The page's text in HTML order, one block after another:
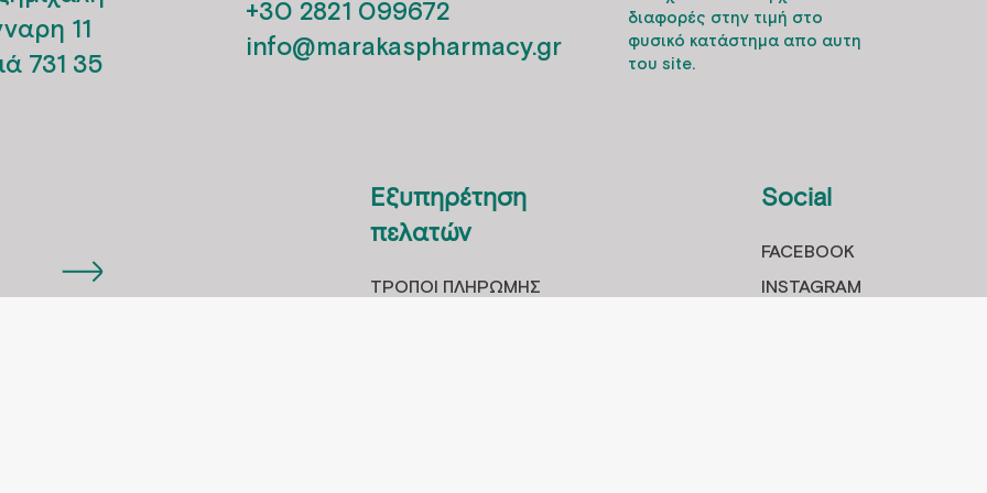
11
731 35
+30 2821 099672
info@marakaspharmacy.gr
διαφορές στην τιμή στο
φυσικό κατάστημα απο αυτη
του site.
Εξυπηρέτηση
πελατών
ΤΡOΠΟΙ ΠΛΗΡΩΜHΣ
Social
FACEBOOK
INSTAGRAM